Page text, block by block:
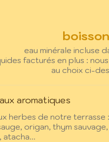
eau minérale incluse
facturés en plus :
au choix ci-
aromatiques
herbes de notre terrasse
origan, thym sauvage,
atacha...